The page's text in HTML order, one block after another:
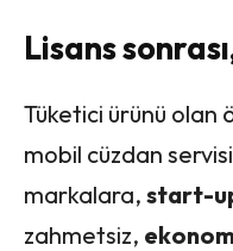
Lisans
Tüketici ürünü olan
mobil cüzdan servisi
markalara, start-
zahmetsiz,